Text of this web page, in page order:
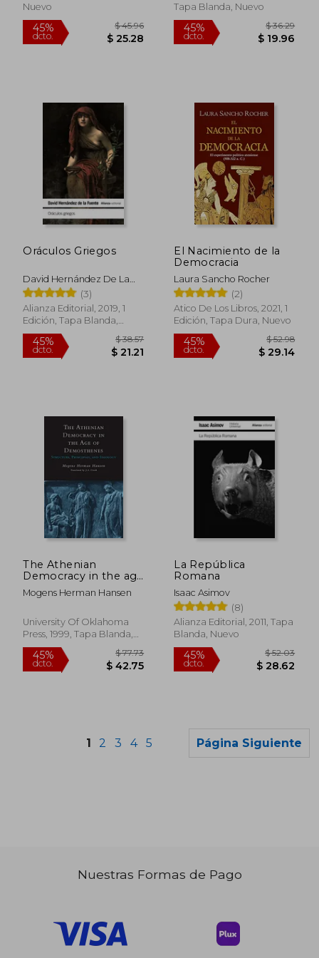
dcto. $ 22.06
45%
dcto.
45%
dcto. dcto.
Nuevo
$ 45.96
Tapa Blanda, Nuevo
45%
Oráculos Griegos
David Hernández De La
Fuente
(3)
Alianza Editorial, 2019, 1
Edición, Tapa Blanda,
Nuevo
El Nacimiento de la
Democracia
Laura Sancho Rocher
(2)
Atico De Los Libros, 2021, 1
Edición, Tapa Dura, Nuevo
The Athenian
Democracy in the age
of Demosthenes:
Structure, Principles,
Inglés)
Mogens Herman Hansen
University Of Oklahoma
Press, 1999, Tapa Blanda,
Nuevo
La República
Romana
Isaac Asimov
(8)
Alianza Editorial, 2011, Tapa
Blanda, Nuevo
1 2 3 4 5 Página Siguiente
Nuestras Formas de Pago